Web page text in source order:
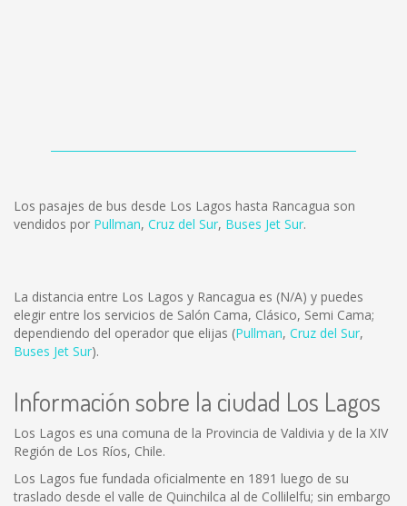
Los pasajes de bus desde Los Lagos hasta Rancagua son
vendidos por Pullman, Cruz del Sur, Buses Jet Sur.
La distancia entre Los Lagos y Rancagua es (N/A) y puedes
elegir entre los servicios de Salón Cama, Clásico, Semi Cama;
dependiendo del operador que elijas (Pullman, Cruz del Sur,
Buses Jet Sur).
Información sobre la ciudad Los Lagos
Los Lagos es una comuna de la Provincia de Valdivia y de la XIV
Región de Los Ríos, Chile.
Los Lagos fue fundada oficialmente en 1891 luego de su
traslado desde el valle de Quinchilca al de Collilelfu; sin embargo